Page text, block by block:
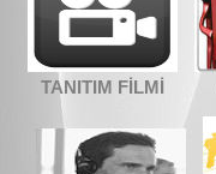
TANITIM FİLMİ